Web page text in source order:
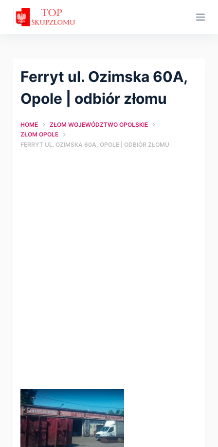
Ferryt ul. Ozimska 60A,
Opole | оdbiór złomu
HOME
ZŁOM WOJEWÓDZTWO OPOLSKIE
ZŁOM OPOLE
FERRYT UL. OZIMSKA 60A, OPOLE | ОDBIÓR ZŁOMU